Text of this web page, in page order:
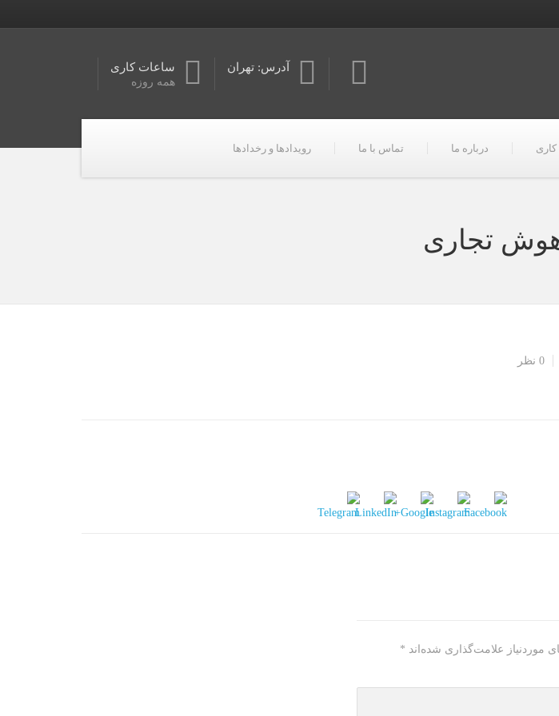
آدرس: تهران ساعات کاری
همه روزه
درباره ما تماس با ما رویدادها و رخدادها
تجاری
0 نظر
موردنیاز علامت‌گذاری شده‌اند *